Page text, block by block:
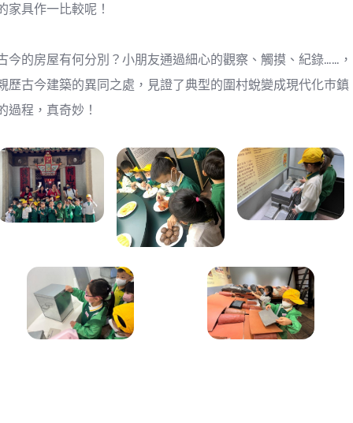
家具作一比較呢！
今的房屋有何分別？小朋友通過細心的觀察、觸摸、紀錄……，
歷古今建築的異同之處，見證了典型的圍村蛻變成現代化巿鎮
過程，真奇妙！